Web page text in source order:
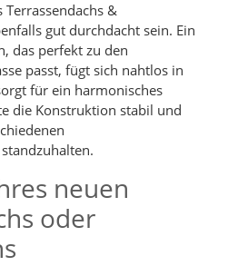
&
gut durchdacht sein. Ein
das perfekt zu den
passt, fügt sich nahtlos in
für ein harmonisches
die Konstruktion stabil und
neuen
oder